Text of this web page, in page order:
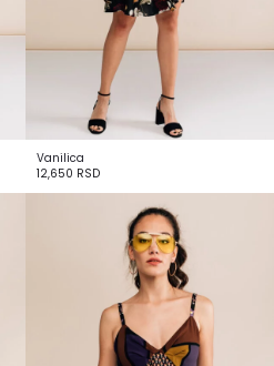
Vanilica
12,650 RSD